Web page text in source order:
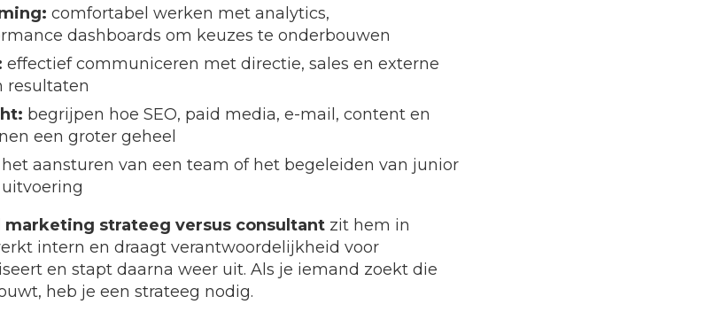
comfortabel werken met analytics,
dashboards om keuzes te onderbouwen
effectief communiceren met directie, sales en externe
resultaten
begrijpen hoe SEO, paid media, e-mail, content en
een groter geheel
het aansturen van een team of het begeleiden van junior
strateeg versus consultant zit hem in
intern en draagt verantwoordelijkheid voor
en stapt daarna weer uit. Als je iemand zoekt die
heb je een strateeg nodig.